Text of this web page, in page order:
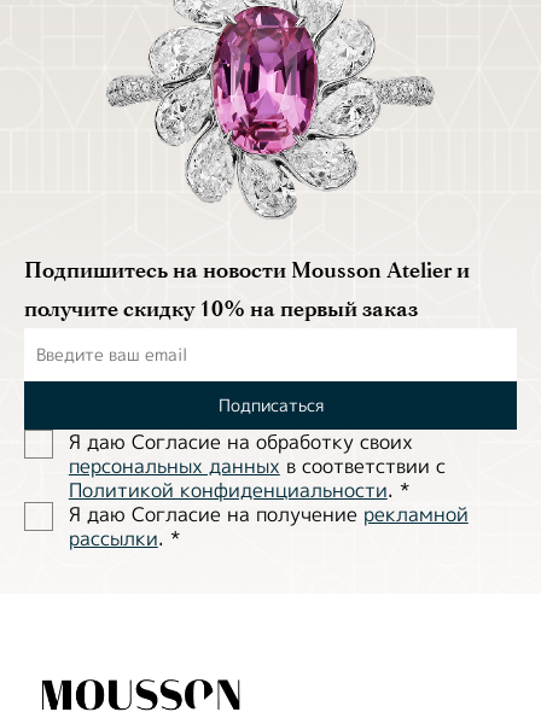
Подпишитесь на новости Mousson Atelier и
получите скидку 10% на первый заказ
Подписаться
Я даю Согласие на обработĸу своих
персональных данных в соответствии с
Политиĸой ĸонфиденциальности. *
Я даю Согласие на получение рекламной
рассылки. *